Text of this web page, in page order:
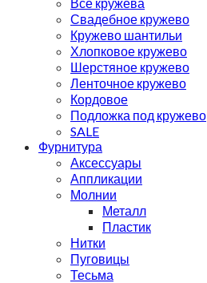
Свадебное кружево
Кружево шантильи
Хлопковое кружево
Шерстяное кружево
Ленточное кружево
Кордовое
Подложка под кружево
SALE
Фурнитура
Аксессуары
Аппликации
Молнии
Металл
Пластик
Нитки
Пуговицы
Тесьма